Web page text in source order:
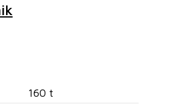
160 t